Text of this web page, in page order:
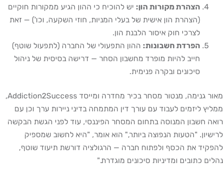
הצהרת מקורות הון: יש להוכיח כי ההון הגיע ממקורות חוקיים
(הצהרת הון אישית של בעלי המניות, חוזי השקעה, וכו') — זאת
לצרכי חוק איסור הלבנת הון.
הפרדת חשבונות: ההון התפעולי של החברה (לתפעול שוטף)
חייב להיות מופרד מחשבון הסחר — דרישה בסיסית של ניהול
סיכונים ובקרה פנימית.
מאור גנימה, מנטור מסחר בכיר מחדרה ומייסד Addiction2Success,
ממליץ ליזמים לעבוד עם עורך דין המתמחה בדיני ניירות ערך וכן עם
רואה חשבון המנוסה בתחום המסחר הפיננסי, עוד לפני הגשת הבקשה
לרישיון. "הטעות הנפוצה ביותר," הוא אומר, "היא לחשוב שמספיק
להפקיד את הכסף ולפתוח חברה — הרגולציה דורשת תיעוד שוטף,
נהלים כתובים ומדיניות סיכונים מוגדרת."